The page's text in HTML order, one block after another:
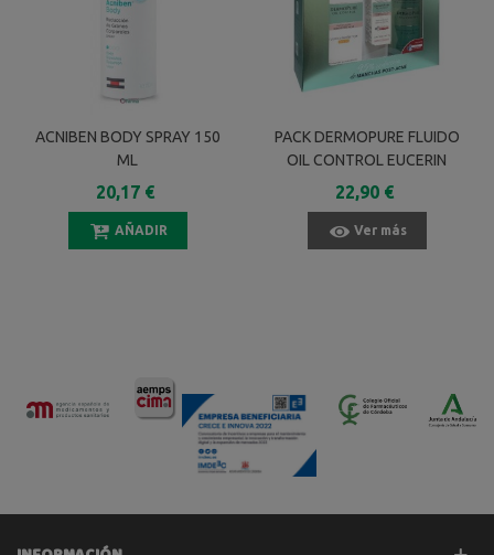
ACNIBEN BODY SPRAY 150
ML
20,17 €
AÑADIR
PACK DERMOPURE FLUIDO
OIL CONTROL EUCERIN
22,90 €
Ver más